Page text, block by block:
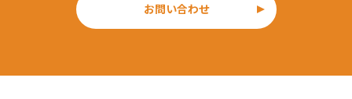
お問い合わせ